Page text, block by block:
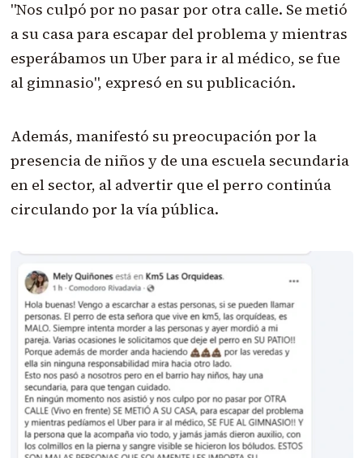
"Nos culpó por no pasar por otra calle. Se metió
a su casa para escapar del problema y mientras
esperábamos un Uber para ir al médico, se fue
al gimnasio", expresó en su publicación.
Además, manifestó su preocupación por la
presencia de niños y de una escuela secundaria
en el sector, al advertir que el perro continúa
circulando por la vía pública.